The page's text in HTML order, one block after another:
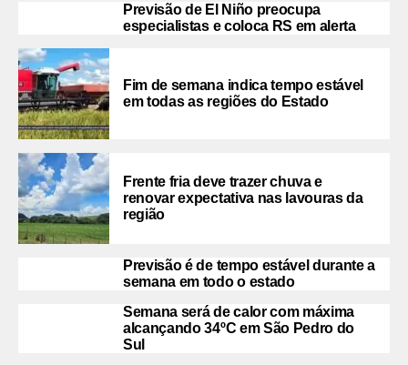
Previsão de El Niño preocupa
especialistas e coloca RS em alerta
Fim de semana indica tempo estável
em todas as regiões do Estado
Frente fria deve trazer chuva e
renovar expectativa nas lavouras da
região
Previsão é de tempo estável durante a
semana em todo o estado
Semana será de calor com máxima
alcançando 34ºC em São Pedro do
Sul